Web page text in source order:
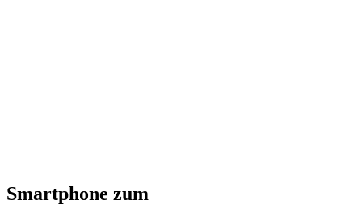
Smartphone zum